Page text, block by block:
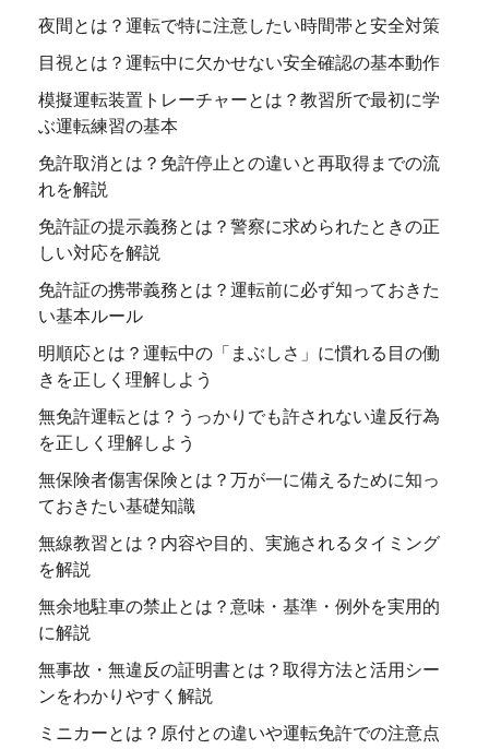
夜間とは？運転で特に注意したい時間帯と安全対策
目視とは？運転中に欠かせない安全確認の基本動作
模擬運転装置トレーチャーとは？教習所で最初に学
ぶ運転練習の基本
免許取消とは？免許停止との違いと再取得までの流
れを解説
免許証の提示義務とは？警察に求められたときの正
しい対応を解説
免許証の携帯義務とは？運転前に必ず知っておきた
い基本ルール
明順応とは？運転中の「まぶしさ」に慣れる目の働
きを正しく理解しよう
無免許運転とは？うっかりでも許されない違反行為
を正しく理解しよう
無保険者傷害保険とは？万が一に備えるために知っ
ておきたい基礎知識
無線教習とは？内容や目的、実施されるタイミング
を解説
無余地駐車の禁止とは？意味・基準・例外を実用的
に解説
無事故・無違反の証明書とは？取得方法と活用シー
ンをわかりやすく解説
ミニカーとは？原付との違いや運転免許での注意点